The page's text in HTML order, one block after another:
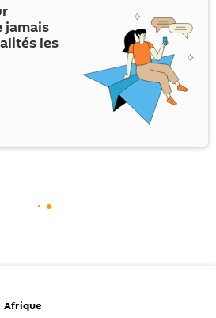
jamais
les
Afrique